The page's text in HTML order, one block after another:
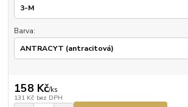
Barva:
158 Kč/ks
131 Kč bez DPH